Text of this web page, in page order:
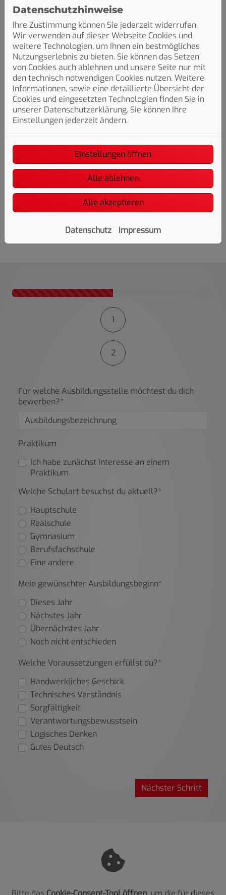
Liebe/r Bewerber/-in,
Interesse an einer spannenden, zukunftssicheren
Ausbildung? Als Ansprechpartner der Firma Hornung
Heizung und Sanitär aus Schorndorf-Haubersbronn
möchte ich dich gerne zu uns ins Team einladen. Dazu
sind wir jederzeit erreichbar.
Wir freuen uns auf dich!
Kontakt
Ansprechpartner:Herr Karl Pflanz
E-Mail:info@hornung-hs.de
Telefon:
07181 651 61
Kontaktformular-Fortschritt
1
2
Für welche Ausbildungsstelle möchtest du dich
bewerben?*
Praktikum
Ich habe zunächst Interesse an einem
Praktikum.
Welche Schulart besuchst du aktuell?*
Hauptschule
Realschule
Gymnasium
Berufsfachschule
Eine andere
Mein gewünschter Ausbildungsbeginn*
Dieses Jahr
Nächstes Jahr
Übernächstes Jahr
Noch nicht entschieden
Welche Voraussetzungen erfüllst du?*
Handwerkliches Geschick
Technisches Verständnis
Sorgfältigkeit
Verantwortungsbewusstsein
Logisches Denken
Gutes Deutsch
Nächster Schritt
Datenschutzhinweise
Ihre Zustimmung können Sie jederzeit widerrufen.
Wir verwenden auf dieser Webseite Cookies und
weitere Technologien, um Ihnen ein bestmögliches
Nutzungserlebnis zu bieten. Sie können das Setzen
von Cookies auch ablehnen und unsere Seite nur mit
den technisch notwendigen Cookies nutzen. Weitere
Informationen, sowie eine detaillierte Übersicht der
Cookies und eingesetzten Technologien finden Sie in
unserer Datenschutzerklärung. Sie können Ihre
Einstellungen jederzeit ändern.
Einstellungen öffnen
Alle ablehnen
Alle akzeptieren
Datenschutz Impressum